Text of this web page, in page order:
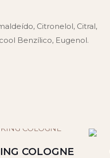
Citronelol, Citral,
Benzílico, Eugenol.
COLOGNE